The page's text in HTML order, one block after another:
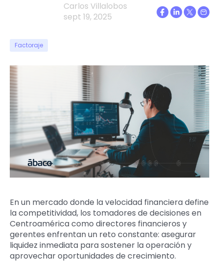
Carlos Villalobos
sept 19, 2025
Factoraje
En un mercado donde la velocidad financiera define
la competitividad, los tomadores de decisiones en
Centroamérica como directores financieros y
gerentes enfrentan un reto constante: asegurar
liquidez inmediata para sostener la operación y
aprovechar oportunidades de crecimiento.